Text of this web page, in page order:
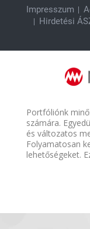
Impresszum
Hirdetési
Portfóliónk
számára.
és változatos
Folyamatosan
lehetőségeket.